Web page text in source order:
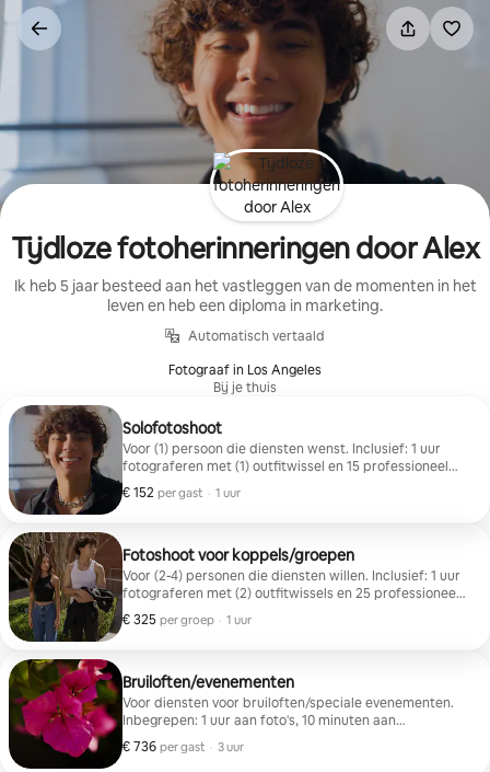
direct
naar
inhoud
Tijdloze fotoherinneringen door Alex
Ik heb 5 jaar besteed aan het vastleggen van de momenten in het
leven en heb een diploma in marketing.
Automatisch vertaald
Fotograaf in Los Angeles
Bij je thuis
Solofotoshoot
Voor (1) persoon die diensten wenst. Inclusief: 1 uur
fotograferen met (1) outfitwissel en 15 professioneel
bewerkte foto's (de foto's worden bewerkt door Alex
Myers)
€ 152 per gast
€ 152 per gast
, · 1 uur
Fotoshoot voor koppels/groepen
Voor (2-4) personen die diensten willen. Inclusief: 1 uur
fotograferen met (2) outfitwissels en 25 professioneel
bewerkte foto's (de foto's worden bewerkt door Alex
Myers)
€ 325 per groep
€ 325 per groep
, · 1 uur
Bruiloften/evenementen
Voor diensten voor bruiloften/speciale evenementen.
Inbegrepen: 1 uur aan foto's, 10 minuten aan
hoogwaardige videobeelden, plus (2) outfitwissels als
je dat wilt. De foto's zijn bewerkt door mij, Alex Myers.
€ 736 per gast
€ 736 per gast
, · 3 uur